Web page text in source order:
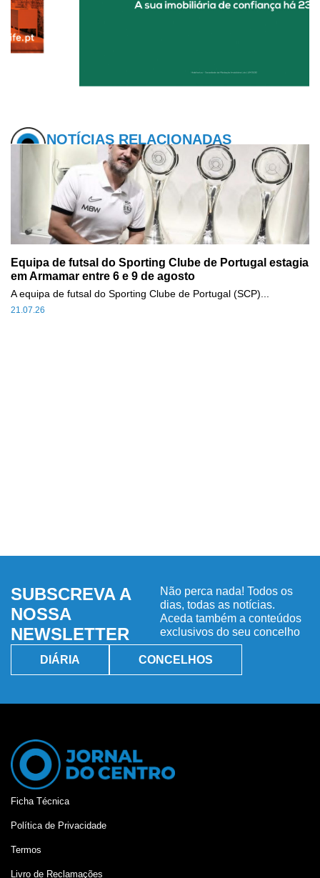
NOTÍCIAS RELACIONADAS
Equipa de futsal do Sporting Clube de Portugal estagia
em Armamar entre 6 e 9 de agosto
21.07.26
A equipa de futsal do Sporting Clube de Portugal (SCP)...
SUBSCREVA A
NOSSA
NEWSLETTER
Não perca nada! Todos os
dias, todas as notícias.
Aceda também a conteúdos
exclusivos do seu concelho
DIÁRIA CONCELHOS
Ficha Técnica
Política de Privacidade
Termos
Livro de Reclamações